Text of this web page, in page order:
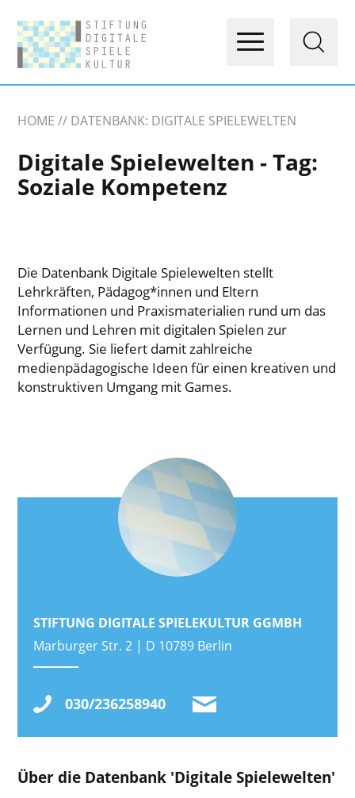
HOME DATENBANK: DIGITALE SPIELEWELTEN
Digitale Spielewelten - Tag:
Soziale Kompetenz
Die Datenbank Digitale Spielewelten stellt
Lehrkräften, Pädagog*innen und Eltern
Informationen und Praxismaterialien rund um das
Lernen und Lehren mit digitalen Spielen zur
Verfügung. Sie liefert damit zahlreiche
medienpädagogische Ideen für einen kreativen und
konstruktiven Umgang mit Games.
STIFTUNG DIGITALE SPIELEKULTUR GGMBH
Marburger Str. 2 | D 10789 Berlin
030/236258940
Über die Datenbank 'Digitale Spielewelten'